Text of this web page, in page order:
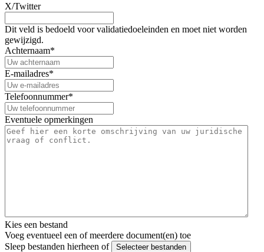
X/Twitter
Dit veld is bedoeld voor validatiedoeleinden en moet niet worden
gewijzigd.
Achternaam*
E-mailadres*
Telefoonnummer*
Eventuele opmerkingen
Kies een bestand
Voeg eventueel een of meerdere document(en) toe
Sleep bestanden hierheen of
Selecteer bestanden